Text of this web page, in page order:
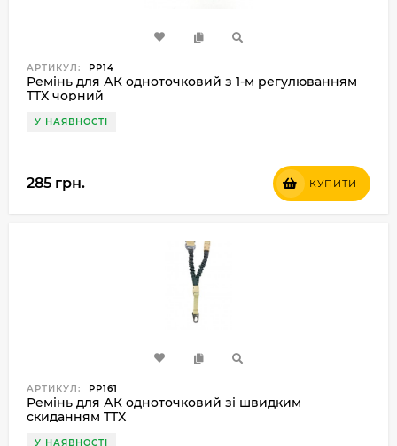
АРТИКУЛ: РР14
Ремінь для АК одноточковий з 1-м регулюванням
TTX чорний
У НАЯВНОСТІ
285 грн. КУПИТИ
АРТИКУЛ: РР161
Ремінь для АК одноточковий зі швидким
скиданням TTX
У НАЯВНОСТІ